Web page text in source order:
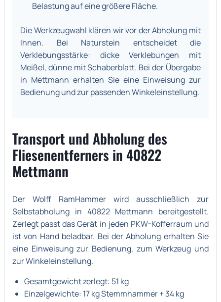
Belastung auf eine größere Fläche.
Die Werkzeugwahl klären wir vor der Abholung mit
Ihnen. Bei Naturstein entscheidet die
Verklebungsstärke: dicke Verklebungen mit
Meißel, dünne mit Schaberblatt. Bei der Übergabe
in Mettmann erhalten Sie eine Einweisung zur
Bedienung und zur passenden Winkeleinstellung.
Transport und Abholung des
Fliesenentferners in 40822
Mettmann
Der Wolff RamHammer wird ausschließlich zur
Selbstabholung in 40822 Mettmann bereitgestellt.
Zerlegt passt das Gerät in jeden PKW-Kofferraum und
ist von Hand beladbar. Bei der Abholung erhalten Sie
eine Einweisung zur Bedienung, zum Werkzeug und
zur Winkeleinstellung.
Gesamtgewicht zerlegt: 51 kg
Einzelgewichte: 17 kg Stemmhammer + 34 kg